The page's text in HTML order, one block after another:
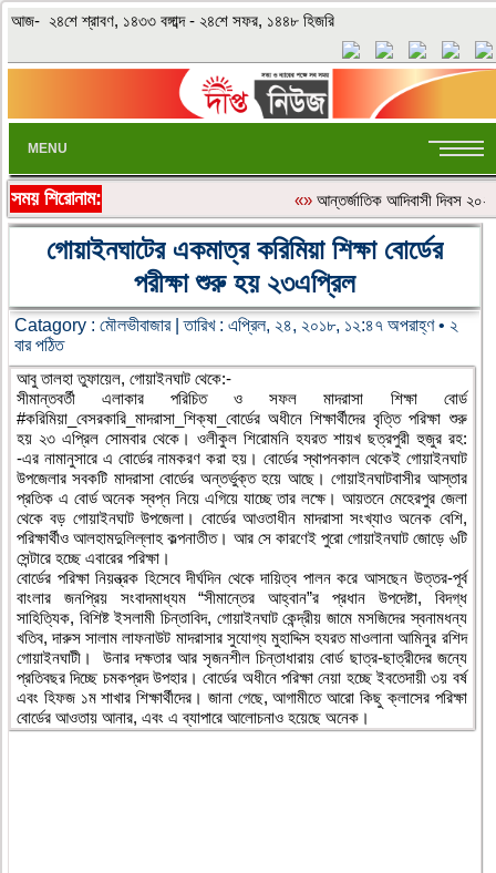
আজ- ২৪শে শ্রাবণ, ১৪৩৩ বঙ্গাব্দ - ২৪শে সফর, ১৪৪৮ হিজরি
MENU
সময় শিরোনাম: «» আন্তর্জাতিক আদিবাসী দিবস
গোয়াইনঘাটের একমাত্র করিমিয়া শিক্ষা বোর্ডের
পরীক্ষা শুরু হয় ২৩এপ্রিল
Catagory : মৌলভীবাজার| তারিখ : এপ্রিল, ২৪, ২০১৮, ১২:৪৭ অপরাহ্ণ • ২
বার পঠিত
আবু তালহা তুফায়েল, গোয়াইনঘাট থেকে:-
সীমান্তবর্তী এলাকার পরিচিত ও সফল মাদরাসা শিক্ষা বোর্ড
#করিমিয়া_বেসরকারি_মাদরাসা_শিক্ষা_বোর্ডের অধীনে শিক্ষার্থীদের বৃত্তি পরিক্ষা শুরু
হয় ২৩ এপ্রিল সোমবার থেকে। ওলীকুল শিরোমনি হযরত শায়খ ছত্রপুরী হুজুর রহ:
-এর নামানুসারে এ বোর্ডের নামকরণ করা হয়। বোর্ডের স্থাপনকাল থেকেই গোয়াইনঘাট
উপজেলার সবকটি মাদরাসা বোর্ডের অন্তর্ভুক্ত হয়ে আছে। গোয়াইনঘাটবাসীর আস্তার
প্রতিক এ বোর্ড অনেক স্বপ্ন নিয়ে এগিয়ে যাচ্ছে তার লক্ষে। আয়তনে মেহেরপুর জেলা
থেকে বড় গোয়াইনঘাট উপজেলা। বোর্ডের আওতাধীন মাদরাসা সংখ্যাও অনেক বেশি,
পরিক্ষার্থীও আলহামদুলিল্লাহ কল্পনাতীত। আর সে কারণেই পুরো গোয়াইনঘাট জোড়ে ৬টি
সেন্টারে হচ্ছে এবারের পরিক্ষা।
বোর্ডের পরিক্ষা নিয়ন্ত্রক হিসেবে দীর্ঘদিন থেকে দায়িত্ব পালন করে আসছেন উত্তর-পূর্ব
বাংলার জনপ্রিয় সংবাদমাধ্যম “সীমান্তের আহ্বান”র প্রধান উপদেষ্টা, বিদগ্ধ
সাহিত্যিক, বিশিষ্ট ইসলামী চিন্তাবিদ, গোয়াইনঘাট কেন্দ্রীয় জামে মসজিদের স্বনামধন্য
খতিব, দারুস সালাম লাফনাউট মাদরাসার সুযোগ্য মুহাদ্দিস হযরত মাওলানা আমিনুর রশিদ
গোয়াইনঘাটী। উনার দক্ষতার আর সৃজনশীল চিন্তাধারায় বোর্ড ছাত্র-ছাত্রীদের জন্যে
প্রতিবছর দিচ্ছে চমকপ্রদ উপহার। বোর্ডের অধীনে পরিক্ষা নেয়া হচ্ছে ইবতেদায়ী ৩য় বর্ষ
এবং হিফজ ১ম শাখার শিক্ষার্থীদের। জানা গেছে, আগামীতে আরো কিছু ক্লাসের পরিক্ষা
বোর্ডের আওতায় আনার, এবং এ ব্যাপারে আলোচনাও হয়েছে অনেক।